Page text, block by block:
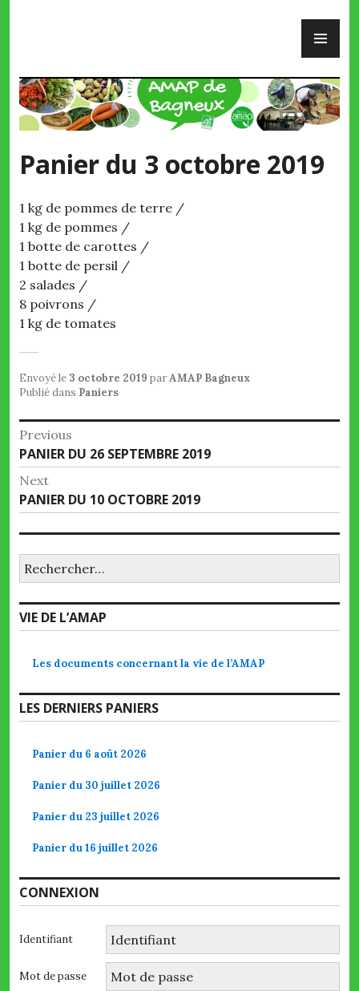
Panier du 3 octobre 2019
1 kg de pommes de terre /
1 kg de pommes /
1 botte de carottes /
1 botte de persil /
2 salades /
8 poivrons /
1 kg de tomates
Envoyé le 3 octobre 2019 parAMAP Bagneux
Publié dans Paniers
Navigation
de
l’article
Previous
Previous
post:
PANIER DU 26 SEPTEMBRE 2019
Next
Next
post:
PANIER DU 10 OCTOBRE 2019
VIE DE L’AMAP
Les documents concernant la vie de l’AMAP
LES DERNIERS PANIERS
Panier du 6 août 2026
Panier du 30 juillet 2026
Panier du 23 juillet 2026
Panier du 16 juillet 2026
CONNEXION
Identifiant
Mot de passe